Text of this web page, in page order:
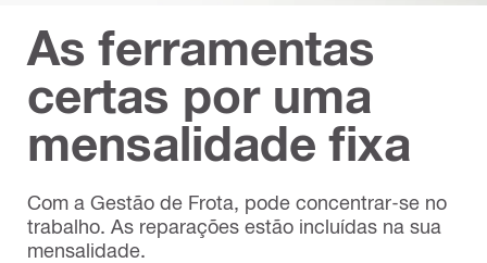
As ferramentas
certas por uma
mensalidade fixa
Com a Gestão de Frota, pode concentrar-se no
trabalho. As reparações estão incluídas na sua
mensalidade.